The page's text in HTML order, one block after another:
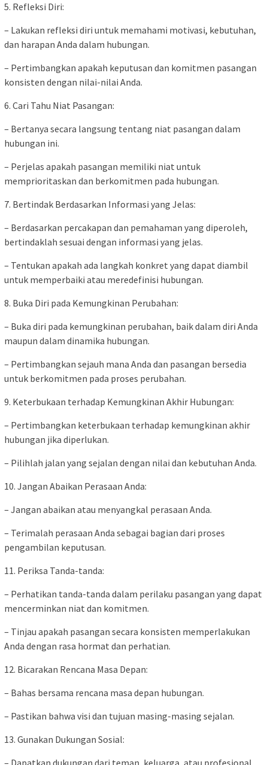
5. Refleksi Diri:
– Lakukan refleksi diri untuk memahami motivasi, kebutuhan,
dan harapan Anda dalam hubungan.
– Pertimbangkan apakah keputusan dan komitmen pasangan
konsisten dengan nilai-nilai Anda.
6. Cari Tahu Niat Pasangan:
– Bertanya secara langsung tentang niat pasangan dalam
hubungan ini.
– Perjelas apakah pasangan memiliki niat untuk
memprioritaskan dan berkomitmen pada hubungan.
7. Bertindak Berdasarkan Informasi yang Jelas:
– Berdasarkan percakapan dan pemahaman yang diperoleh,
bertindaklah sesuai dengan informasi yang jelas.
– Tentukan apakah ada langkah konkret yang dapat diambil
untuk memperbaiki atau meredefinisi hubungan.
8. Buka Diri pada Kemungkinan Perubahan:
– Buka diri pada kemungkinan perubahan, baik dalam diri Anda
maupun dalam dinamika hubungan.
– Pertimbangkan sejauh mana Anda dan pasangan bersedia
untuk berkomitmen pada proses perubahan.
9. Keterbukaan terhadap Kemungkinan Akhir Hubungan:
– Pertimbangkan keterbukaan terhadap kemungkinan akhir
hubungan jika diperlukan.
– Pilihlah jalan yang sejalan dengan nilai dan kebutuhan Anda.
10. Jangan Abaikan Perasaan Anda:
– Jangan abaikan atau menyangkal perasaan Anda.
– Terimalah perasaan Anda sebagai bagian dari proses
pengambilan keputusan.
11. Periksa Tanda-tanda:
– Perhatikan tanda-tanda dalam perilaku pasangan yang dapat
mencerminkan niat dan komitmen.
– Tinjau apakah pasangan secara konsisten memperlakukan
Anda dengan rasa hormat dan perhatian.
12. Bicarakan Rencana Masa Depan:
– Bahas bersama rencana masa depan hubungan.
– Pastikan bahwa visi dan tujuan masing-masing sejalan.
13. Gunakan Dukungan Sosial: